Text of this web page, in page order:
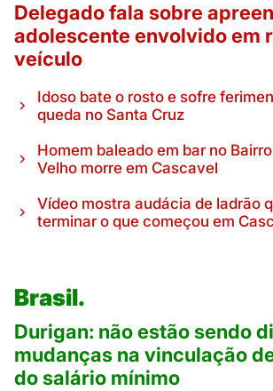
Delegado fala sobre
adolescente envolvido em
veículo
Idoso bate o rosto e sofre
queda no Santa Cruz
Homem baleado em bar no
Velho morre em Cascavel
Vídeo mostra audácia de ladrão
terminar o que começou em
Brasil.
Durigan: não estão sendo
mudanças na vinculação
do salário mínimo